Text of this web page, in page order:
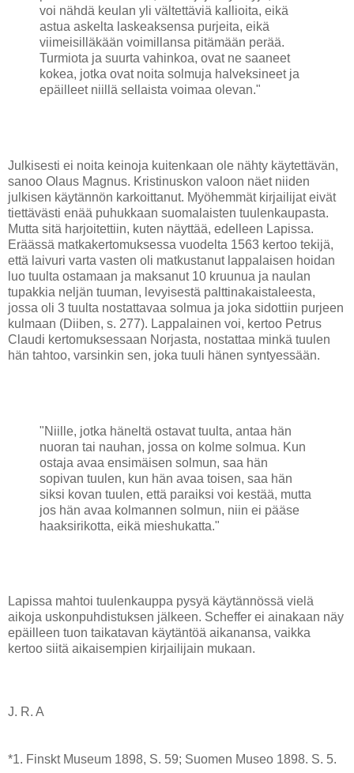
voi nähdä keulan yli vältettäviä kallioita, eikä
astua askelta laskeaksensa purjeita, eikä
viimeisilläkään voimillansa pitämään perää.
Turmiota ja suurta vahinkoa, ovat ne saaneet
kokea, jotka ovat noita solmuja halveksineet ja
epäilleet niillä sellaista voimaa olevan."
Julkisesti ei noita keinoja kuitenkaan ole nähty käytettävän,
sanoo Olaus Magnus. Kristinuskon valoon näet niiden
julkisen käytännön karkoittanut. Myöhemmät kirjailijat eivät
tiettävästi enää puhukkaan suomalaisten tuulenkaupasta.
Mutta sitä harjoitettiin, kuten näyttää, edelleen Lapissa.
Eräässä matkakertomuksessa vuodelta 1563 kertoo tekijä,
että laivuri varta vasten oli matkustanut lappalaisen hoidan
luo tuulta ostamaan ja maksanut 10 kruunua ja naulan
tupakkia neljän tuuman, levyisestä palttinakaistaleesta,
jossa oli 3 tuulta nostattavaa solmua ja joka sidottiin purjeen
kulmaan (Diiben, s. 277). Lappalainen voi, kertoo Petrus
Claudi kertomuksessaan Norjasta, nostattaa minkä tuulen
hän tahtoo, varsinkin sen, joka tuuli hänen syntyessään.
"Niille, jotka häneltä ostavat tuulta, antaa hän
nuoran tai nauhan, jossa on kolme solmua. Kun
ostaja avaa ensimäisen solmun, saa hän
sopivan tuulen, kun hän avaa toisen, saa hän
siksi kovan tuulen, että paraiksi voi kestää, mutta
jos hän avaa kolmannen solmun, niin ei pääse
haaksirikotta, eikä mieshukatta."
Lapissa mahtoi tuulenkauppa pysyä käytännössä vielä
aikoja uskonpuhdistuksen jälkeen. Scheffer ei ainakaan näy
epäilleen tuon taikatavan käytäntöä aikanansa, vaikka
kertoo siitä aikaisempien kirjailijain mukaan.
J. R. A
*1. Finskt Museum 1898, S. 59; Suomen Museo 1898. S. 5.